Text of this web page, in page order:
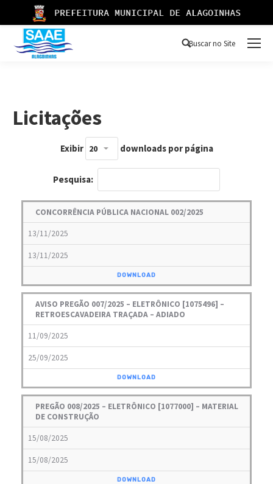
Buscar
Buscar no Site
Licitações
Exibir downloads por página
Pesquisa:
CONCORRÊNCIA PÚBLICA NACIONAL 002/2025
13/11/2025
13/11/2025
DOWNLOAD
AVISO PREGÃO 007/2025 – ELETRÔNICO [1075496] –
RETROESCAVADEIRA TRAÇADA – ADIADO
11/09/2025
25/09/2025
DOWNLOAD
PREGÃO 008/2025 – ELETRÔNICO [1077000] – MATERIAL
DE CONSTRUÇÃO
15/08/2025
15/08/2025
DOWNLOAD